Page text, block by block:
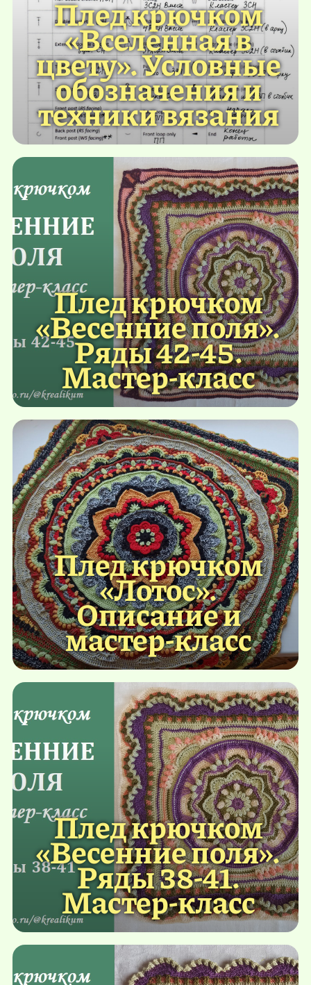
Плед крючком
«Вселенная в
цвету». Условные
обозначения и
техники вязания
Плед крючком
«Весенние поля».
Ряды 42-45.
Мастер-класс
Плед крючком
«Лотос».
Описание и
мастер-класс
Плед крючком
«Весенние поля».
Ряды 38-41.
Мастер-класс